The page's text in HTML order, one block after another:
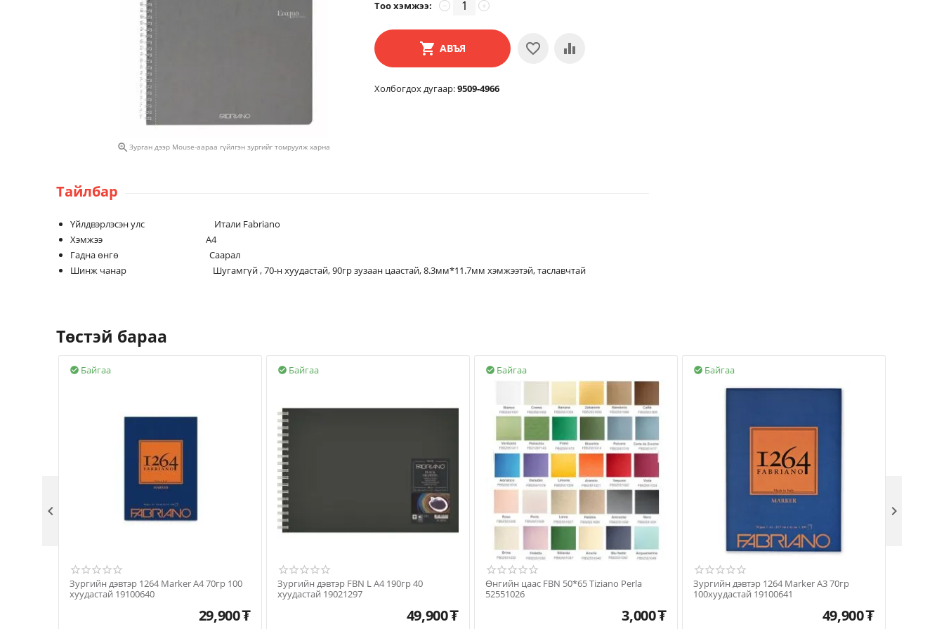
 Зурган дээр Mouse-аараа гүйлгэн зургийг томруулж харна
Тоо хэмжээ: +
−
АВЪЯ
Холбогдох дугаар:9509-4966
Тайлбар
Үйлдвэрлэсэн улс Итали Fabriano
Хэмжээ А4
Гадна өнгө Саарал
Шинж чанар Шугамгүй , 70-н хуудастай, 90гр зузаан цаастай, 8.3мм*11.7мм хэмжээтэй, таславчтай
Төстэй бараа
Байгаа

Зургийн дэвтэр 1264 Marker А4 70гр 100
хуудастай 19100640
29,900₮
Байгаа

Зургийн дэвтэр FBN L A4 190гр 40
хуудастай 19021297
49,900₮
Байгаа

Өнгийн цаас FBN 50*65 Tiziano Perla
52551026
3,000₮
Байгаа

Зургийн дэвтэр 1264 Marker А3 70гр
100хуудастай 19100641
49,900₮
 